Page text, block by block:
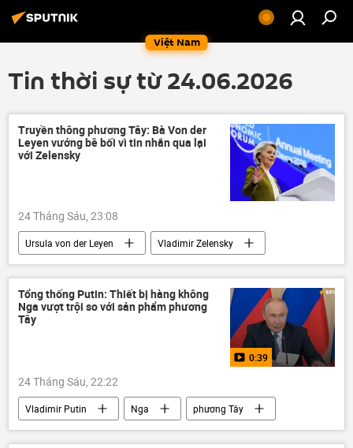
Việt Nam
Tin thời sự từ 24.06.2026
Truyền thông phương Tây: Bà Von der
Leyen vướng bê bối vì tin nhắn qua lại
với Zelensky
24 Tháng Sáu, 23:08
Ursula von der Leyen
Vladimir Zelensky
phương Tây
Thế giới
Châu Âu
Ủy ban châu Âu
Emmanuel Macron
Pháp
Anh Kiev
Tổng thống Putin: Thiết bị hàng không
Nga vượt trội so với sản phẩm phương
Tây
0:39
24 Tháng Sáu, 22:22
Vladimir Putin Nga
phương Tây
Thế giới
Video
hàng không